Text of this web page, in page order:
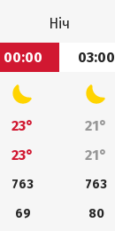
Ніч
00:00
03:00
23° 21°
23°
21°
763 763
69
80